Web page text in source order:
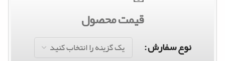
قیمت محصول
نوع سفارش